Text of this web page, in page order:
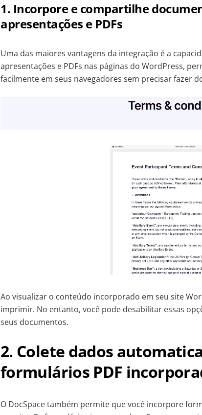
1. Incorpore e compartilhe
apresentações e PDFs
Uma das maiores vantagens da integração é a
apresentações e PDFs nas páginas do WordPress,
facilmente em seus navegadores sem precisar fazer
Ao visualizar o conteúdo incorporado em seu site
imprimir. No entanto, você pode desabilitar essas
seus documentos.
2. Colete dados
formulários PDF
O DocSpace também permite que você incorpore